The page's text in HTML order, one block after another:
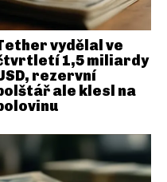
vydělal ve
1,5 miliardy
rezervní
ale klesl na